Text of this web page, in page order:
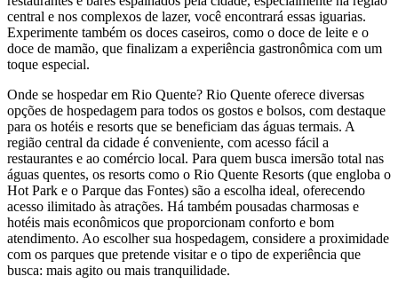
central e nos complexos de lazer, você encontrará essas iguarias.
Experimente também os doces caseiros, como o doce de leite e o
doce de mamão, que finalizam a experiência gastronômica com um
toque especial.
Onde se hospedar em Rio Quente? Rio Quente oferece diversas
opções de hospedagem para todos os gostos e bolsos, com destaque
para os hotéis e resorts que se beneficiam das águas termais. A
região central da cidade é conveniente, com acesso fácil a
restaurantes e ao comércio local. Para quem busca imersão total nas
águas quentes, os resorts como o Rio Quente Resorts (que engloba o
Hot Park e o Parque das Fontes) são a escolha ideal, oferecendo
acesso ilimitado às atrações. Há também pousadas charmosas e
hotéis mais econômicos que proporcionam conforto e bom
atendimento. Ao escolher sua hospedagem, considere a proximidade
com os parques que pretende visitar e o tipo de experiência que
busca: mais agito ou mais tranquilidade.